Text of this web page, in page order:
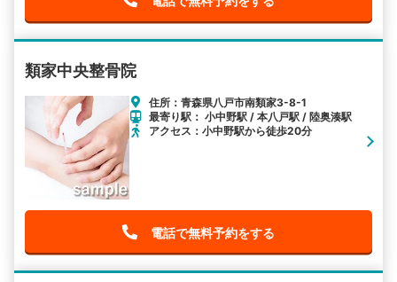
類家中央整骨院
住所：青森県八戸市南類家3-8-1
最寄り駅： 小中野駅 / 本八戸駅 / 陸奥湊駅
アクセス：小中野駅から徒歩20分
電話で無料予約をする